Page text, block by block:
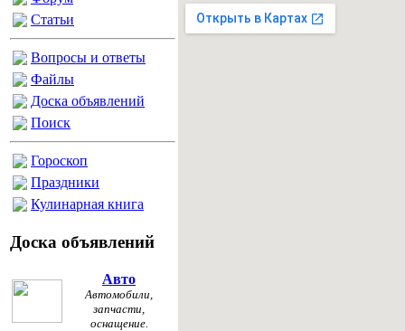
Статьи
Вопросы и ответы
Файлы
Доска объявлений
Поиск
Гороскоп
Праздники
Кулинарная книга
Доска объявлений
Авто
Автомобили,
запчасти,
оснащение.